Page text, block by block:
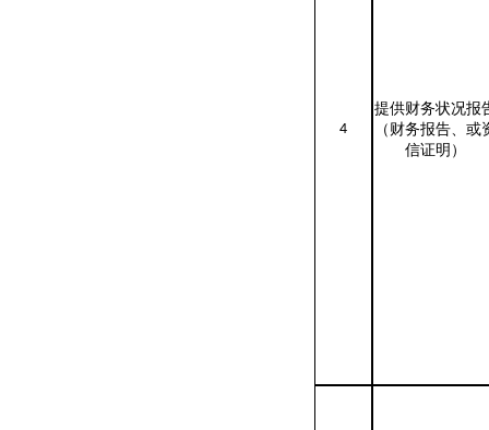
4
提供财务状况报
（财务报告、或
信证明）